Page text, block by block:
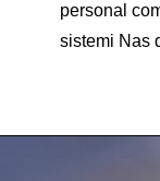
personal
sistemi Nas